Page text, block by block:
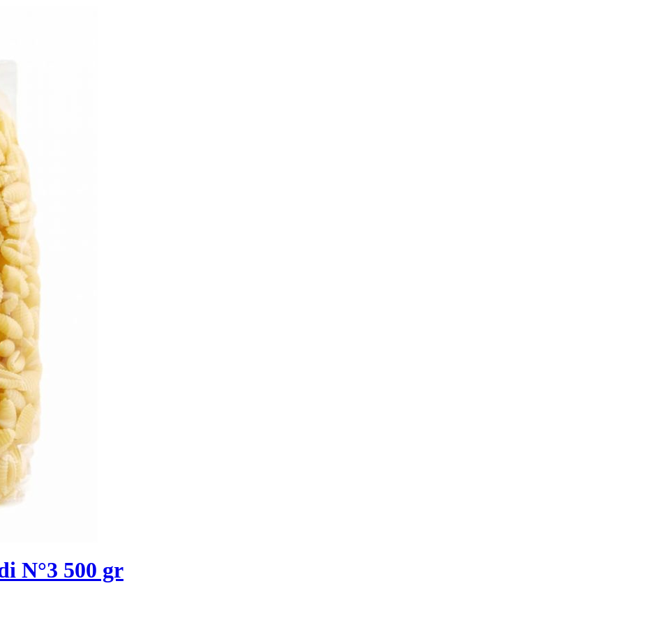
N°3 500 gr